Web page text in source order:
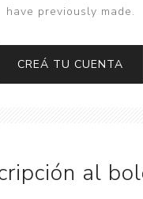
have previously made.
al